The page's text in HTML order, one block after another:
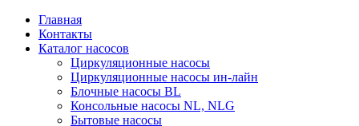
Главная
Контакты
Каталог насосов
Циркуляционные насосы
Циркуляционные насосы ин-лайн
Блочные насосы BL
Консольные насосы NL, NLG
Бытовые насосы